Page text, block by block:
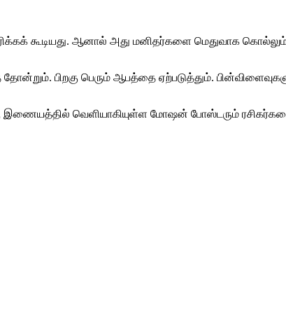
கூடியது. ஆனால் அது மனிதர்களை மெதுவாக
பிறகு பெரும் ஆபத்தை ஏற்படுத்தும்.
வெளியாகியுள்ள மோஷன் போஸ்டரும் ரசிகர்களை